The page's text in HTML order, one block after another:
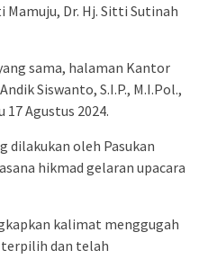
Dr. Hj. Sitti Sutinah
sama, halaman Kantor
Siswanto, S.I.P., M.I.Pol.,
Agustus 2024.
dilakukan oleh Pasukan
hikmad gelaran upacara
kalimat menggugah
terpilih dan telah